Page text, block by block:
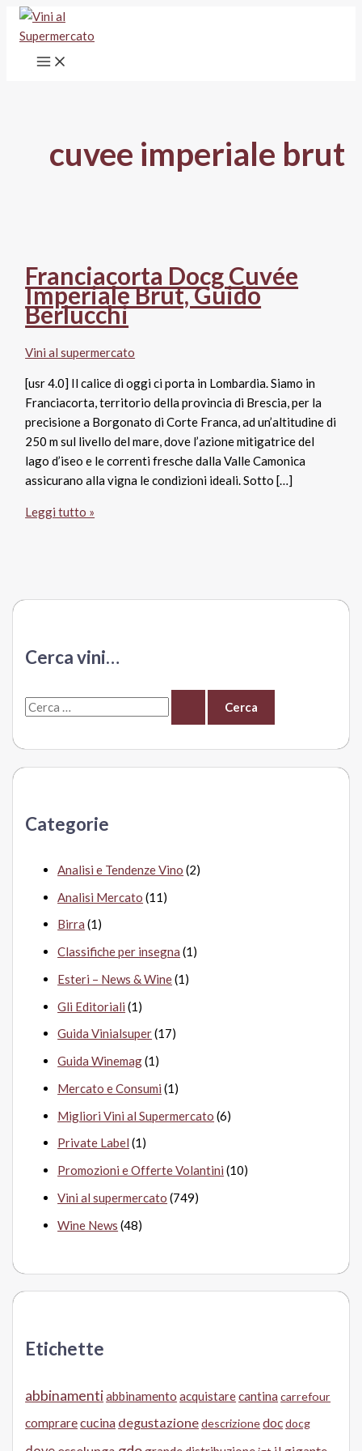
Vai
contenuto
cuvee imperiale brut
Franciacorta Docg Cuvée
Imperiale Brut, Guido
Berlucchi
Vini al supermercato
[usr 4.0] Il calice di oggi ci porta in Lombardia. Siamo in
Franciacorta, territorio della provincia di Brescia, per la
precisione a Borgonato di Corte Franca, ad un’altitudine di
250 m sul livello del mare, dove l’azione mitigatrice del
lago d’iseo e le correnti fresche dalla Valle Camonica
assicurano alla vigna le condizioni ideali. Sotto […]
Franciacorta
Leggi tutto »
Cerca vini…
C
r
:Categorie
Analisi e Tendenze Vino (2)
Analisi Mercato (11)
Birra (1)
Classifiche per insegna (1)
Esteri – News & Wine(1)
Gli Editoriali (1)
Guida Vinialsuper(17)
Guida Winemag(1)
Mercato e Consumi (1)
Migliori Vini al Supermercato (6)
Private Label (1)
Promozioni e Offerte Volantini (10)
Vini al supermercato (749)
Wine News (48)
Etichette
abbinamentiabbinamento acquistarecantina carrefour
comprarecucina degustazionedescrizionedocdocg